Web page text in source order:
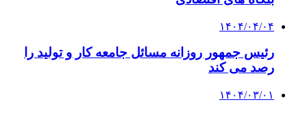
۱۴۰۴/۰۴/۰۴
رئیس جمهور روزانه مسائل جامعه کار و تولید را
رصد می کند
۱۴۰۴/۰۳/۰۱